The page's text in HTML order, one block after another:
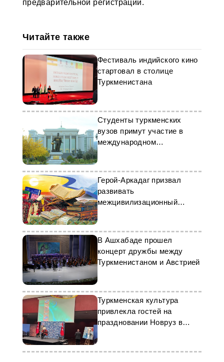
предварительной регистрации.
Читайте также
Фестиваль индийского кино
стартовал в столице
Туркменистана
Студенты туркменских
вузов примут участие в
международном
театральном фестивале
Герой-Аркадаг призвал
развивать
межцивилизационный
диалог через культуру
В Ашхабаде прошел
концерт дружбы между
Туркменистаном и Австрией
Туркменская культура
привлекла гостей на
праздновании Новруз в
столице Германии